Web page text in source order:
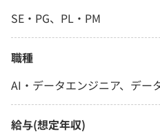
SE・PG、PL・PM
職種
AI・データエンジニア、デー
給与(想定年収)